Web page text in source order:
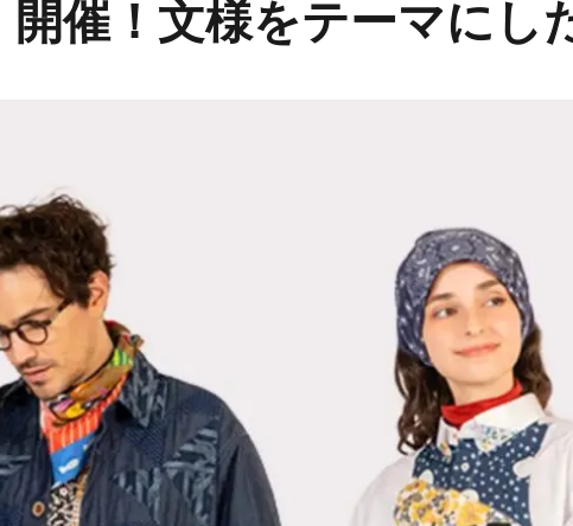
開催！文様をテーマにし